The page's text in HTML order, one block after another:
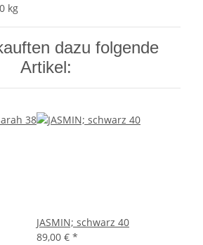
kg
dazu folgende
Artikel:
JASMIN; schwarz 40
89,00 € *